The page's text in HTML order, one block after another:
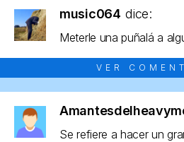
music064 dice:
Meterle una puñalá a
VER
Se refiere a hacer un